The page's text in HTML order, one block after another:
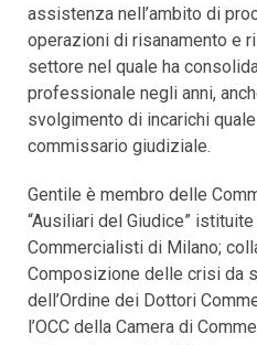
assistenza nell’ambito di
operazioni di risanamento e
settore nel quale ha
professionale negli anni,
svolgimento di incarichi
commissario giudiziale.
Gentile è membro delle
“Ausiliari del Giudice”
Commercialisti di Milano;
Composizione delle crisi da
dell’Ordine dei Dottori
l’OCC della Camera di